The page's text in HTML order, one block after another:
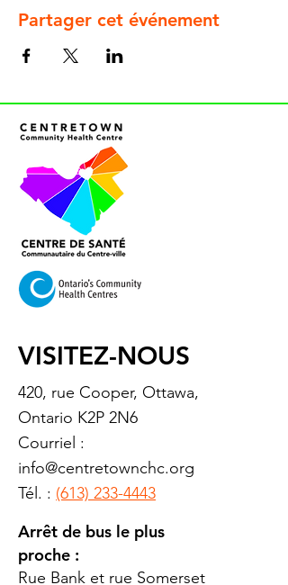
Partager cet événement
VISITEZ-NOUS
420, rue Cooper, Ottawa,
Ontario K2P 2N6
Courriel :
info@centretownchc.org
Tél. : (613) 233-4443
Arrêt de bus le plus
proche :
Rue Bank et rue Somerset